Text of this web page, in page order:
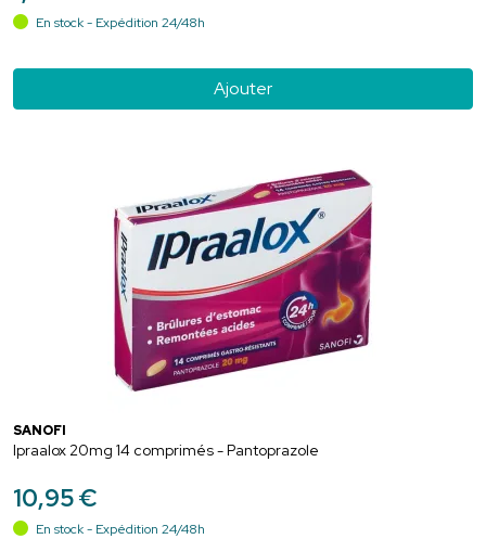
En stock - Expédition 24/48h
Ajouter
SANOFI
Ipraalox 20mg 14 comprimés - Pantoprazole
10,95€
En stock - Expédition 24/48h